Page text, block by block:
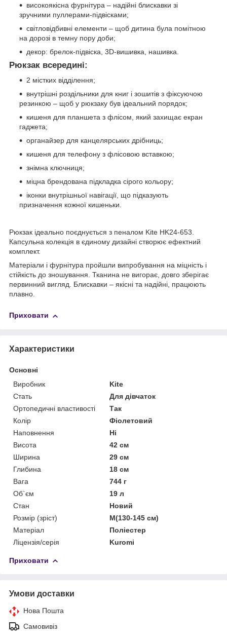
високоякісна фурнітура – надійні блискавки зі
зручними пуллерами-підвісками;
світловідбивні елементи – щоб дитина була помітною
на дорозі в темну пору доби;
декор: брелок-підвіска, 3D-вишивка, нашивка.
Рюкзак всередині:
2 містких відділення;
внутрішні роздільники для книг і зошитів з фіксуючою
резинкою – щоб у рюкзаку був ідеальний порядок;
кишеня для планшета з флісом, який захищає екран
гаджета;
органайзер для канцелярських дрібниць;
кишеня для телефону з флісовою вставкою;
знімна ключниця;
міцна брендована підкладка сірого кольору;
іконки внутрішньої навігації, що підказують
призначення кожної кишеньки.
Рюкзак ідеально поєднується з пеналом Kite HK24-653.
Капсульна колекція в єдиному дизайні створює ефектний
комплект.
Матеріали і фурнітура пройшли випробування на міцність і
стійкість до зношування. Тканина не вигорає, довго зберігає
первинний вигляд. Блискавки – якісні та надійні, працюють
плавно.
Приховати
Характеристики
Основні
Виробник
Kite
Стать
Для дівчаток
Ортопедичні властивості
Так
Колір
Фіолетовий
Наповнення
Ні
Висота
42 см
Ширина
29 см
Глибина
18 см
Вага
744 г
Об`єм
19 л
Стан
Новий
Розмір (зріст)
M(130-145 см)
Матеріал
Поліестер
Ліцензія/серія
Kuromi
Приховати
Умови доставки
Нова Пошта
Самовивіз